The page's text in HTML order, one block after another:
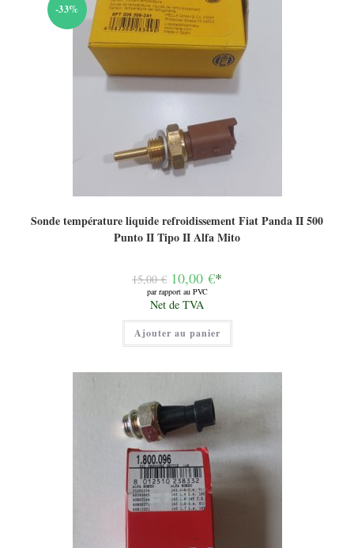
-33%
Sonde température liquide refroidissement Fiat Panda II 500
Punto II Tipo II Alfa Mito
15,00€ Le
prix
initial
était :
15,00 €.
10,00 €*
par rapport au PVC
Le
prix
actuel
est :
10,00 €.
Net de TVA
Ajouter au panier